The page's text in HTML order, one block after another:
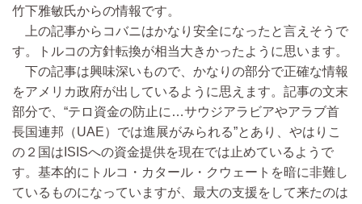
竹下雅敏氏からの情報です。
上の記事からコバニはかなり安全になったと言えそうで
す。トルコの方針転換が相当大きかったように思います。
下の記事は興味深いもので、かなりの部分で正確な情報
をアメリカ政府が出しているように思えます。記事の文末
部分で、“テロ資金の防止に…サウジアラビアやアラブ首
長国連邦（UAE）では進展がみられる”とあり、やはりこ
の２国はISISへの資金提供を現在では止めているようで
す。基本的にトルコ・カタール・クウェートを暗に非難し
ているものになっていますが、最大の支援をして来たのは